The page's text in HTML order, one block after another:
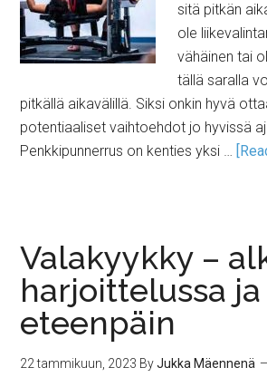
sitä pitkän
ole
vähäinen tai
tällä saralla
pitkällä aikavälillä. Siksi onkin hyvä
potentiaaliset vaihtoehdot jo hyvissä
Penkkipunnerrus on kenties yksi …
Valakyykky –
harjoittelussa
eteenpäin
22 tammikuun, 2023 ByJukka Mäennenä